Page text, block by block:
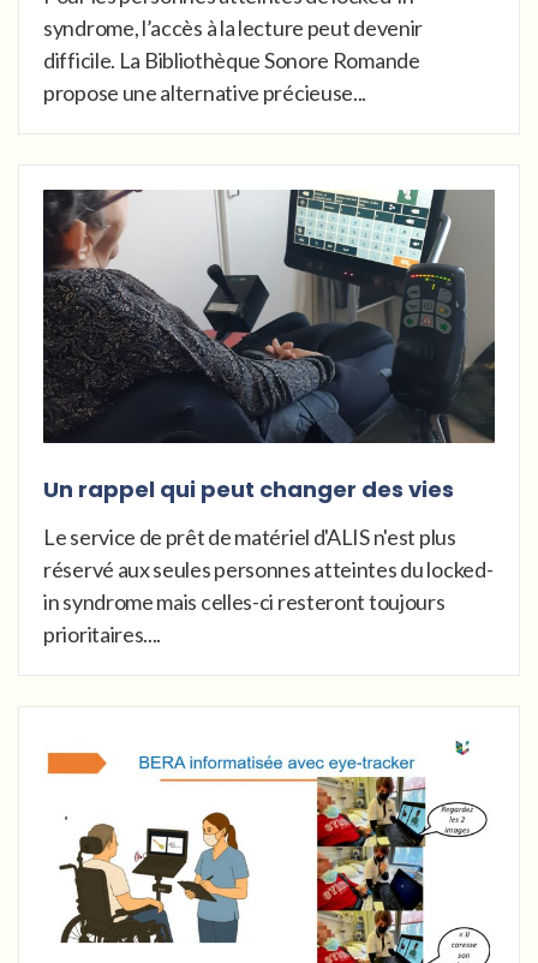
syndrome, l’accès à la lecture peut devenir
difficile. La Bibliothèque Sonore Romande
propose une alternative précieuse...
Un rappel qui peut changer des vies
Le service de prêt de matériel d'ALIS n'est plus
réservé aux seules personnes atteintes du locked-
in syndrome mais celles-ci resteront toujours
prioritaires....